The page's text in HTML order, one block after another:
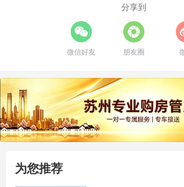
目。这次携手天鸿伟业，在独墅湖西
，是又一次带着诚意与实力的
障，是值得信赖的
苏州楼盘。
分享到
微信好友 朋友圈
为您推荐